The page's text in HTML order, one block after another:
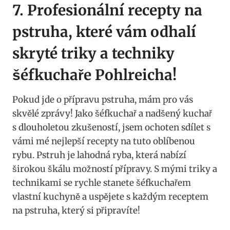
7. Profesionální recepty na⁤
pstruha, které ⁣vám odhalí
skryté triky ⁢a techniky
šéfkuchaře Pohlreicha!
Pokud jde o přípravu pstruha, mám ⁤pro⁤ vás
skvělé zprávy! Jako šéfkuchař a nadšený kuchař‍
s dlouholetou zkušeností, jsem ochoten sdílet s
vámi ⁣mé nejlepší recepty ⁣na ⁣tuto oblíbenou
rybu.⁢ Pstruh je lahodná ryba, která nabízí
širokou škálu možností přípravy. S⁣ mými triky ⁢a​
technikami se rychle stanete šéfkuchařem ​
vlastní kuchyně a uspějete s každým receptem
⁤na pstruha, který si připravíte!